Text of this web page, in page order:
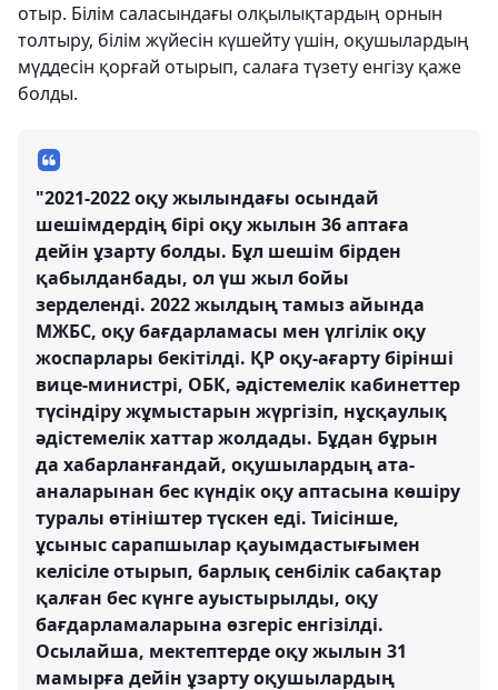
отыр. Білім саласындағы олқылықтардың орнын
толтыру, білім жүйесін күшейту үшін, оқушылардың
мүддесін қорғай отырып, салаға түзету енгізу қаже
болды.
"2021-2022 оқу жылындағы осындай
шешімдердің бірі оқу жылын 36 аптаға
дейін ұзарту болды. Бұл шешім бірден
қабылданбады, ол үш жыл бойы
зерделенді. 2022 жылдың тамыз айында
МЖБС, оқу бағдарламасы мен үлгілік оқу
жоспарлары бекітілді. ҚР оқу-ағарту бірінші
вице-министрі, ОБК, әдістемелік кабинеттер
түсіндіру жұмыстарын жүргізіп, нұсқаулық
әдістемелік хаттар жолдады. Бұдан бұрын
да хабарланғандай, оқушылардың ата-
аналарынан бес күндік оқу аптасына көшіру
туралы өтініштер түскен еді. Тиісінше,
ұсыныс сарапшылар қауымдастығымен
келісіле отырып, барлық сенбілік сабақтар
қалған бес күнге ауыстырылды, оқу
бағдарламаларына өзгеріс енгізілді.
Осылайша, мектептерде оқу жылын 31
мамырға дейін ұзарту оқушылардың